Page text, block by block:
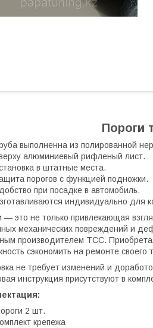
Пороги
выполненна из полированной
алюминиевый рифленый лист.
в штатные места.
порогов с функцией подножки.
при посадке в автомобиль.
индивидуально для
— это не только привлекающая
механических повреждений и
производителем ТСС.
сэкономить на ремонте своего
не требует изменений и
инструкция присутствуют в
2 шт.
крепежа